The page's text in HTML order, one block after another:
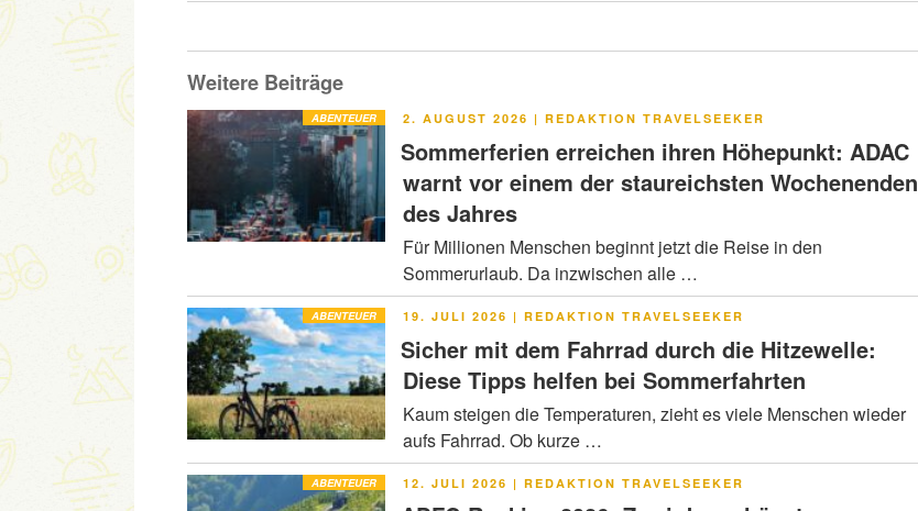
Weitere Beiträge
ABENTEUER
VERÖFFENTLICHT
2. AUGUST 2026 | REDAKTION TRAVELSEEKER
Sommerferien erreichen ihren Höhepunkt: ADAC
warnt vor einem der staureichsten Wochenenden
des Jahres
Für Millionen Menschen beginnt jetzt die Reise in den
Sommerurlaub. Da inzwischen alle …
ABENTEUER
VERÖFFENTLICHT
19. JULI 2026 | REDAKTION TRAVELSEEKER
Sicher mit dem Fahrrad durch die Hitzewelle:
Diese Tipps helfen bei Sommerfahrten
Kaum steigen die Temperaturen, zieht es viele Menschen wieder
aufs Fahrrad. Ob kurze …
ABENTEUER
VERÖFFENTLICHT
12. JULI 2026 | REDAKTION TRAVELSEEKER